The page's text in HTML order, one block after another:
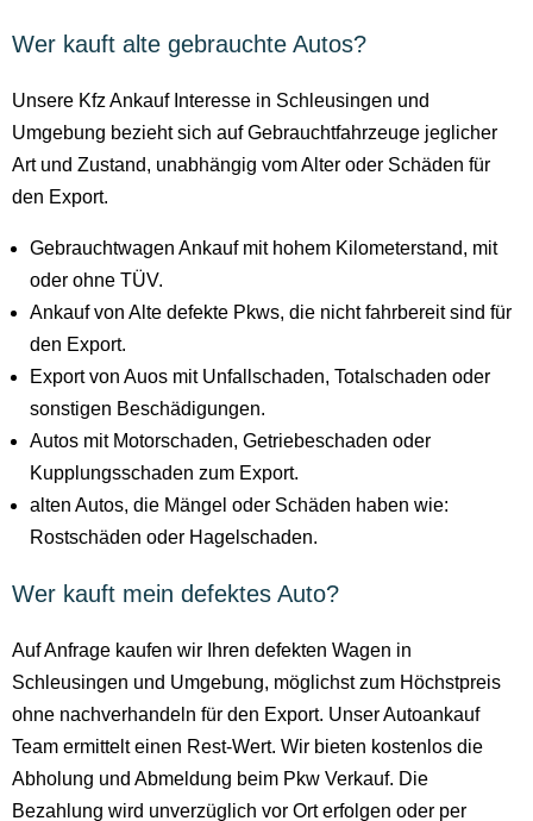
Wer kauft alte gebrauchte Autos?
Unsere Kfz Ankauf Interesse in Schleusingen und
Umgebung bezieht sich auf Gebrauchtfahrzeuge jeglicher
Art und Zustand, unabhängig vom Alter oder Schäden für
den Export.
Gebrauchtwagen Ankauf mit hohem Kilometerstand, mit
oder ohne TÜV.
Ankauf von Alte defekte Pkws, die nicht fahrbereit sind für
den Export.
Export von Auos mit Unfallschaden, Totalschaden oder
sonstigen Beschädigungen.
Autos mit Motorschaden, Getriebeschaden oder
Kupplungsschaden zum Export.
alten Autos, die Mängel oder Schäden haben wie:
Rostschäden oder Hagelschaden.
Wer kauft mein defektes Auto?
Auf Anfrage kaufen wir Ihren defekten Wagen in
Schleusingen und Umgebung, möglichst zum Höchstpreis
ohne nachverhandeln für den Export. Unser Autoankauf
Team ermittelt einen Rest-Wert. Wir bieten kostenlos die
Abholung und Abmeldung beim Pkw Verkauf. Die
Bezahlung wird unverzüglich vor Ort erfolgen oder per